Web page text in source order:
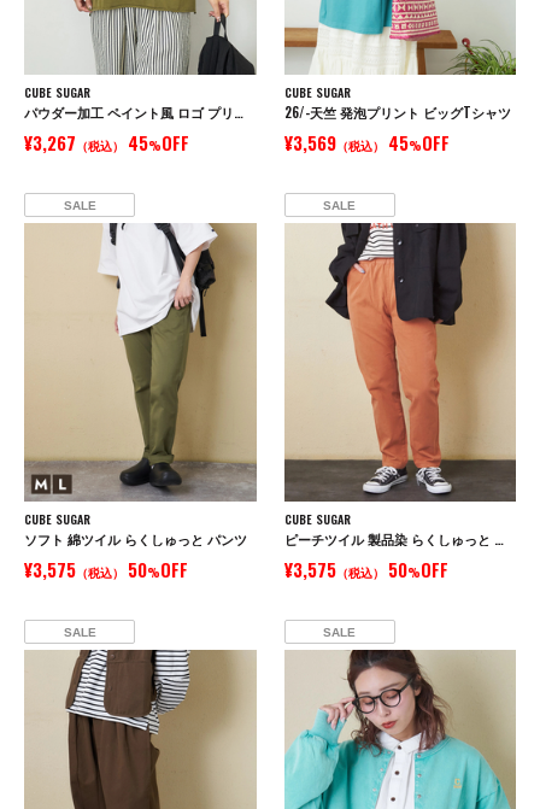
CUBE SUGAR
パウダー加工 ペイント風 ロゴ プリント Tシャツ
¥3,267 （税込） 45%OFF
CUBE SUGAR
26/-天竺 発泡プリント ビッグTシャツ
¥3,569（税込） 45%OFF
SALE
CUBE SUGAR
ソフト 綿ツイル らくしゅっと パンツ
¥3,575 （税込） 50%OFF
SALE
CUBE SUGAR
ピーチツイル 製品染 らくしゅっと パンツ
¥3,575（税込） 50%OFF
SALE SALE